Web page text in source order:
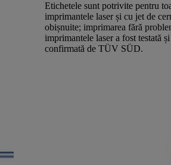
Etichetele sunt potrivite pentru
imprimantele laser și cu jet de
obișnuite; imprimarea fără
imprimantele laser a fost testată și
confirmată de TÜV SÜD.